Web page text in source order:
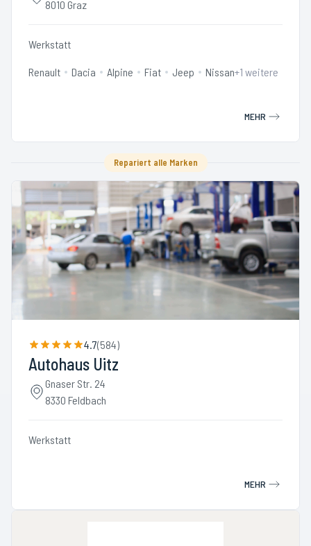
8010 Graz
Werkstatt
Renault Dacia Alpine Fiat Jeep Nissan+1 weitere
MEHR
Repariert alle Marken
4.7(584)
Autohaus Uitz
Gnaser Str. 24
8330 Feldbach
Werkstatt
MEHR